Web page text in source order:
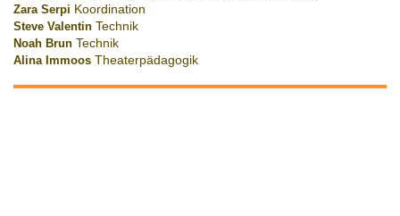
Zara Serpi Koordination
Steve Valentin Technik
Noah Brun Technik
Alina Immoos Theaterpädagogik